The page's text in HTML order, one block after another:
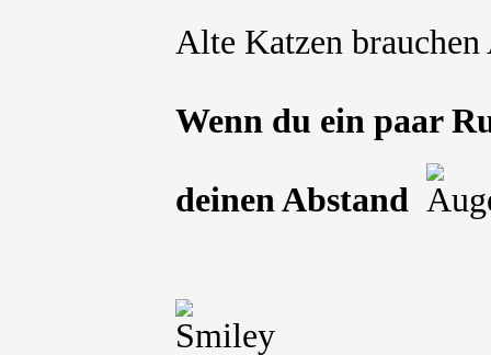
Alte Katzen
Wenn du ein paar
deinen Abstand